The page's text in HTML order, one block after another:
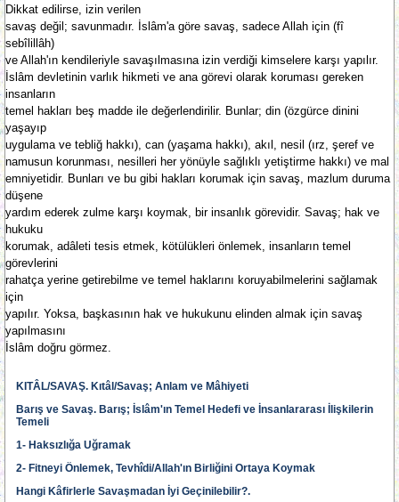
Dikkat edilirse, izin verilen
savaş değil; savunmadır. İslâm'a göre savaş, sadece Allah için (fî
sebîlillâh)
ve Allah'ın kendileriyle savaşılmasına izin verdiği kimselere karşı yapılır.
İslâm devletinin varlık hikmeti ve ana görevi olarak koruması gereken
insanların
temel hakları beş madde ile değerlendirilir. Bunlar; din (özgürce dinini
yaşayıp
uygulama ve tebliğ hakkı), can (yaşama hakkı), akıl, nesil (ırz, şeref ve
namusun korunması, nesilleri her yönüyle sağlıklı yetiştirme hakkı) ve mal
emniyetidir. Bunları ve bu gibi hakları korumak için savaş, mazlum duruma
düşene
yardım ederek zulme karşı koymak, bir insanlık görevidir. Savaş; hak ve
hukuku
korumak, adâleti tesis etmek, kötülükleri önlemek, insanların temel
görevlerini
rahatça yerine getirebilme ve temel haklarını koruyabilmelerini sağlamak
için
yapılır. Yoksa, başkasının hak ve hukukunu elinden almak için savaş
yapılmasını
İslâm doğru görmez.
KITÂL/SAVAŞ. Kıtâl/Savaş; Anlam ve Mâhiyeti
Barış ve Savaş. Barış; İslâm'ın Temel Hedefi ve İnsanlararası İlişkilerin
Temeli
1- Haksızlığa Uğramak
2- Fitneyi Önlemek, Tevhîdi/Allah'ın Birliğini Ortaya Koymak
Hangi Kâfirlerle Savaşmadan İyi Geçinilebilir?.